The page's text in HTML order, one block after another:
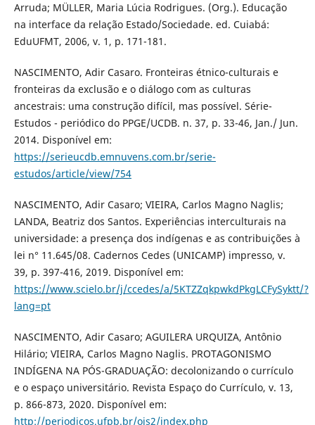
Arruda; MÜLLER, Maria Lúcia Rodrigues. (Org.). Educação
na interface da relação Estado/Sociedade. ed. Cuiabá:
EduUFMT, 2006, v. 1, p. 171-181.
NASCIMENTO, Adir Casaro. Fronteiras étnico-culturais e
fronteiras da exclusão e o diálogo com as culturas
ancestrais: uma construção difícil, mas possível. Série-
Estudos - periódico do PPGE/UCDB. n. 37, p. 33-46, Jan./ Jun.
2014. Disponível em:
https://serieucdb.emnuvens.com.br/serie-
estudos/article/view/754
NASCIMENTO, Adir Casaro; VIEIRA, Carlos Magno Naglis;
LANDA, Beatriz dos Santos. Experiências interculturais na
universidade: a presença dos indígenas e as contribuições à
lei n° 11.645/08. Cadernos Cedes (UNICAMP) impresso, v.
39, p. 397-416, 2019. Disponível em:
https://www.scielo.br/j/ccedes/a/5KTZZqkpwkdPkgLCFySyktt/?
lang=pt
NASCIMENTO, Adir Casaro; AGUILERA URQUIZA, Antônio
Hilário; VIEIRA, Carlos Magno Naglis. PROTAGONISMO
INDÍGENA NA PÓS-GRADUAÇÃO: decolonizando o currículo
e o espaço universitário. Revista Espaço do Currículo, v. 13,
p. 866-873, 2020. Disponível em:
http://periodicos.ufpb.br/ojs2/index.php